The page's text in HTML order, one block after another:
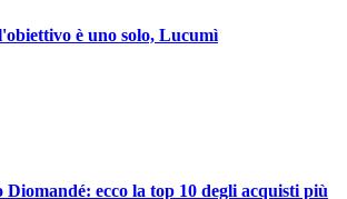
è uno solo, Lucumì
ecco la top 10 degli acquisti più